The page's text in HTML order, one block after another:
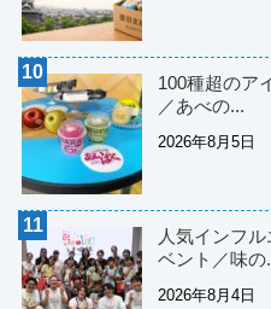
100種超のア
／あべの...
2026年8月5日
人気インフ
ベント／味の
2026年8月4日